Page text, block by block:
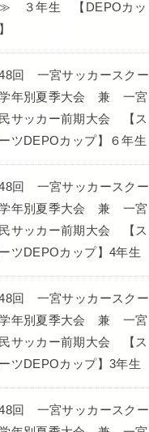
３年生 【DEPOカッ
回 一宮サッカースクー
年別夏季大会 兼 一宮
サッカー前期大会 【ス
ツDEPOカップ】６年生
回 一宮サッカースクー
年別夏季大会 兼 一宮
サッカー前期大会 【ス
ツDEPOカップ】4年生
回 一宮サッカースクー
年別夏季大会 兼 一宮
サッカー前期大会 【ス
ツDEPOカップ】3年生
回 一宮サッカースクー